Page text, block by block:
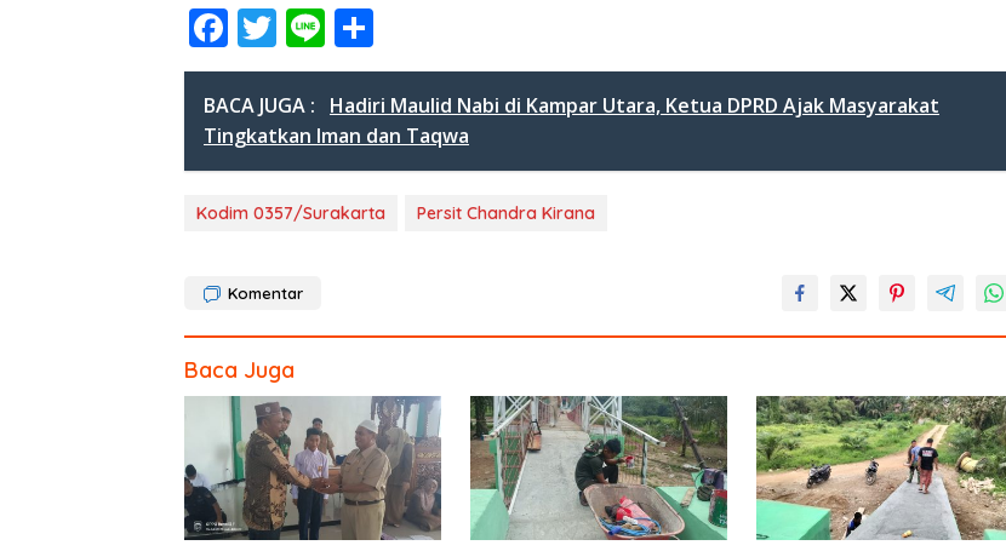
F
ac
e
b
o
o
T
w
itt
er
Li
n
e
h
ar
e
BACA JUGA :
Hadiri Maulid Nabi di Kampar Utara, Ketua DPRD Ajak Masyarakat
Tingkatkan Iman dan Taqwa
Kodim 0357/Surakarta Persit Chandra Kirana
Komentar
Baca Juga